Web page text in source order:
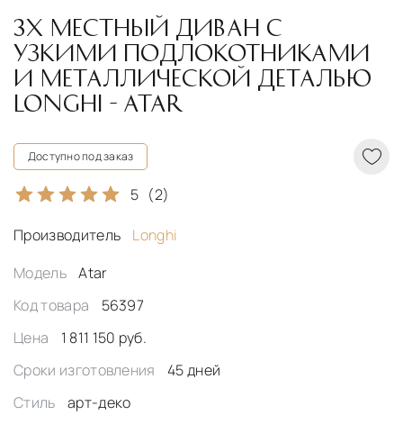
3Х МЕСТНЫЙ ДИВАН С
УЗКИМИ ПОДЛОКОТНИКАМИ
И МЕТАЛЛИЧЕСКОЙ ДЕТАЛЬЮ
LONGHI - ATAR
Доступно под заказ
5 (2)
Производитель
Longhi
Модель
Atar
Код товара
56397
Цена
1 811 150 руб.
Сроки изготовления
45 дней
Стиль
арт-деко